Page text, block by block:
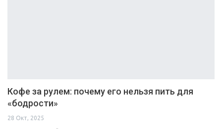
Кофе за рулем: почему его нельзя пить для
«бодрости»
28 Окт, 2025